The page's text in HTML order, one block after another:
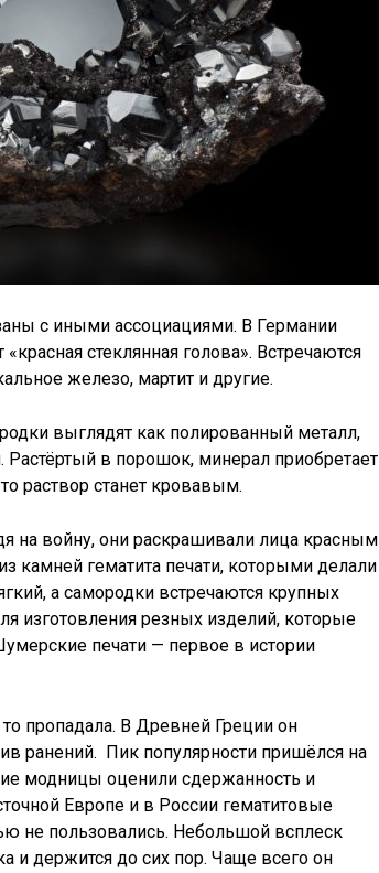
с иными ассоциациями. В Германии
стеклянная голова». Встречаются
железо, мартит и другие.
выглядят как полированный металл,
в порошок, минерал приобретает
раствор станет кровавым.
на войну, они раскрашивали лица красным
гематита печати, которыми делали
а самородки встречаются крупных
изготовления резных изделий, которые
печати — первое в истории
пропадала. В Древней Греции он
ранений. Пик популярности пришёлся на
модницы оценили сдержанность и
Европе и в России гематитовые
не пользовались. Небольшой всплеск
и держится до сих пор. Чаще всего он